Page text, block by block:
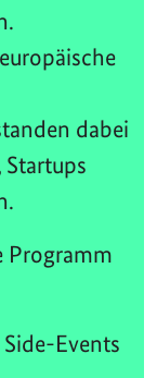
dabei
Programm
Events